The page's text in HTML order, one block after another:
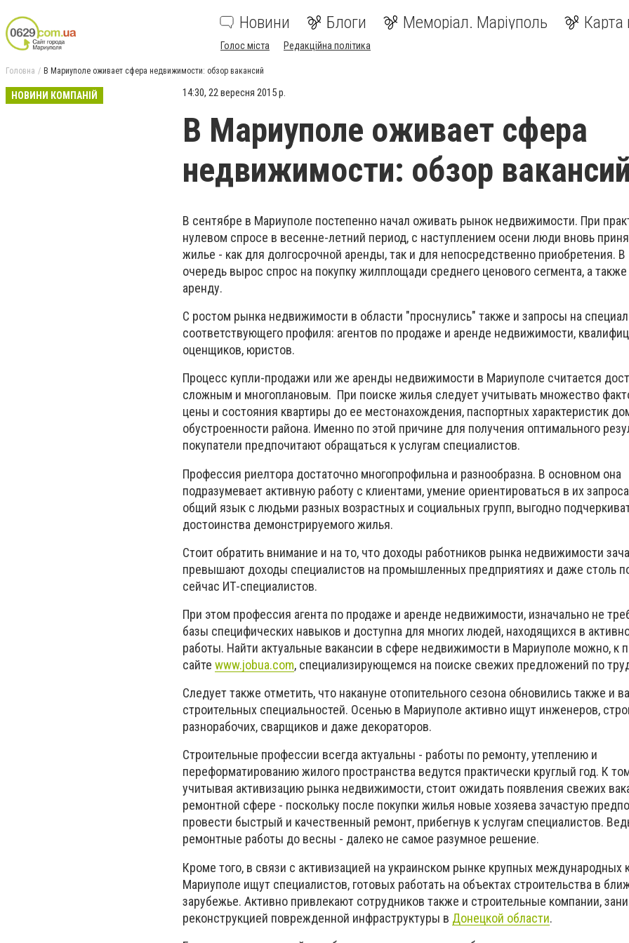
Новини Блоги Меморіал. Маріуполь Карта
Голос міста Редакційна політика
Головна В Мариуполе оживает сфера недвижимости: обзор вакансий
НОВИНИ КОМПАНІЙ 14:30, 22 вересня 2015 р.
В Мариуполе оживает сфера
недвижимости: обзор
В сентябре в Мариуполе постепенно начал оживать рынок недвижимости. При
нулевом спросе в весенне-летний период, с наступлением осени люди вновь
жилье - как для долгосрочной аренды, так и для непосредственно приобретения.
очередь вырос спрос на покупку жилплощади среднего ценового сегмента, а
аренду.
С ростом рынка недвижимости в области "проснулись" также и запросы на
соответствующего профиля: агентов по продаже и аренде недвижимости,
оценщиков, юристов.
Процесс купли-продажи или же аренды недвижимости в Мариуполе считается
сложным и многоплановым. При поиске жилья следует учитывать множество
цены и состояния квартиры до ее местонахождения, паспортных характеристик
обустроенности района. Именно по этой причине для получения оптимального
покупатели предпочитают обращаться к услугам специалистов.
Профессия риелтора достаточно многопрофильна и разнообразна. В основном она
подразумевает активную работу с клиентами, умение ориентироваться в их
общий язык с людьми разных возрастных и социальных групп, выгодно
достоинства демонстрируемого жилья.
Стоит обратить внимание и на то, что доходы работников рынка недвижимости
превышают доходы специалистов на промышленных предприятиях и даже столь
сейчас ИТ-специалистов.
При этом профессия агента по продаже и аренде недвижимости, изначально не
базы специфических навыков и доступна для многих людей, находящихся в
работы. Найти актуальные вакансии в сфере недвижимости в Мариуполе можно, к
сайте www.jobua.com, специализирующемся на поиске свежих предложений по
Следует также отметить, что накануне отопительного сезона обновились также и
строительных специальностей. Осенью в Мариуполе активно ищут инженеров,
разнорабочих, сварщиков и даже декораторов.
Строительные профессии всегда актуальны - работы по ремонту, утеплению и
переформатированию жилого пространства ведутся практически круглый год. К
учитывая активизацию рынка недвижимости, стоит ожидать появления свежих
ремонтной сфере - поскольку после покупки жилья новые хозяева зачастую
провести быстрый и качественный ремонт, прибегнув к услугам специалистов.
ремонтные работы до весны - далеко не самое разумное решение.
Кроме того, в связи с активизацией на украинском рынке крупных международных
Мариуполе ищут специалистов, готовых работать на объектах строительства в
зарубежье. Активно привлекают сотрудников также и строительные компании,
реконструкцией поврежденной инфраструктуры в Донецкой области.